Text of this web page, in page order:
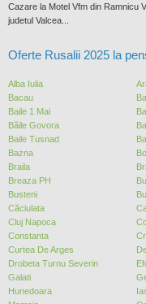
Cazare la Motel Vfm din Ramnicu
judetul Valcea...
Oferte Rusalii 2025 la
Alba Iulia
Bacau
Baile 1 Mai
Băile Govora
Baile Tusnad
Bazna
Braila
Breaza PH
Busteni
Căciulata
Cluj Napoca
Constanta
Curtea De Arges
Drobeta Turnu Severin
Galati
Hunedoara